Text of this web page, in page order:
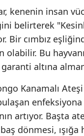
kenenin insan
belirterek
Bir cımbız
olabilir. Bu
altına
Kanamalı
artıyor. Başta
dönmesi, ışığa